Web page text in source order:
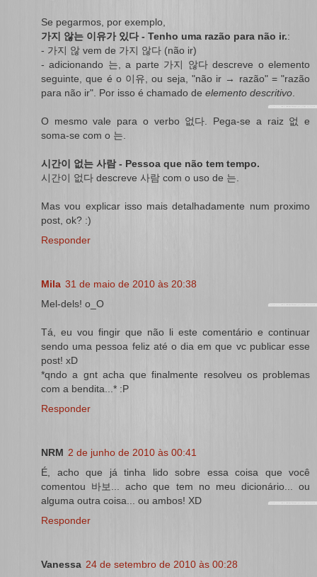
Se pegarmos, por exemplo,
가지 않는 이유가 있다 - Tenho uma razão para não ir.:
- 가지 않 vem de 가지 않다 (não ir)
- adicionando 는, a parte 가지 않다 descreve o elemento
seguinte, que é o 이유, ou seja, "não ir → razão" = "razão
para não ir". Por isso é chamado de elemento descritivo
O mesmo vale para o verbo 없다. Pega-se a raiz 없 e
soma-se com o 는.
시간이 없는 사람 - Pessoa que não tem tempo.
시간이 없다 descreve 사람 com o uso de 는.
Mas vou explicar isso mais detalhadamente num proximo
post, ok? :)
Responder
Mila 31 de maio de 2010 às 20:38
Mel-dels! o_O
Tá, eu vou fingir que não li este comentário e continuar
sendo uma pessoa feliz até o dia em que vc publicar esse
post! xD
*qndo a gnt acha que finalmente resolveu os problemas
com a bendita...* :P
Responder
NRM 2 de junho de 2010 às 00:41
É, acho que já tinha lido sobre essa coisa que você
comentou 바보... acho que tem no meu dicionário... ou
alguma outra coisa... ou ambos! XD
Responder
Vanessa 24 de setembro de 2010 às 00:28